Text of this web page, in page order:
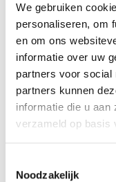
We gebruiken
personaliseren, om
en om ons
informatie over uw
partners voor social
partners kunnen
informatie die u aan
verzameld op basis
Noodzakelijk
Boek 'Dutch Oven' -
Recepten, tips en hete
kolen
€17,00
boeken?